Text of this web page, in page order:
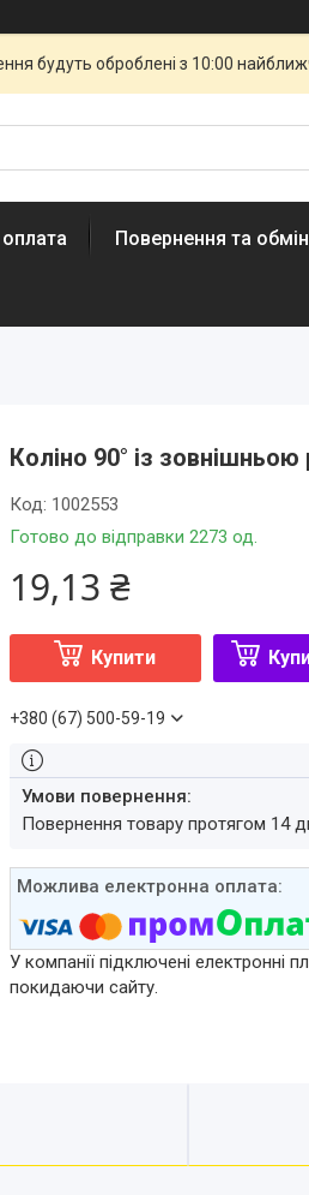
будуть оброблені з 10:00
Повернення та обмін
Коліно 90° із
Готово до відправки 2273 од.
Код: 1002553
19,13 ₴
Купити
+380 (67) 500-59-19
повернення товару протягом 14
У компанії підключені електронні
покидаючи сайту.